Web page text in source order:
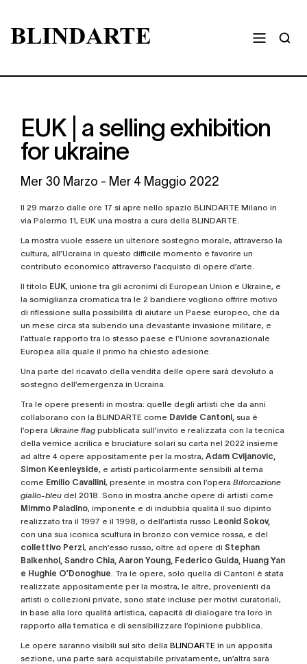
EUK | a selling exhibition
for ukraine
Mer 30 Marzo - Mer 4 Maggio 2022
Il 29 marzo dalle ore 17 si apre nello spazio BLINDARTE Milano in
via Palermo 11, EUK una mostra a cura della BLINDARTE.
La mostra vuole essere un ulteriore sostegno morale, attraverso la
cultura, all’Ucraina in questo difficile momento e favorire un
contributo economico attraverso l’acquisto di opere d’arte.
Il titolo EUK, unione tra gli acronimi di European Union e Ukraine, e
la somiglianza cromatica tra le 2 bandiere vogliono offrire motivo
di riflessione sulla possibilità di aiutare un Paese europeo, che da
un mese circa sta subendo una devastante invasione militare, e
l’attuale rapporto tra lo stesso paese e l’Unione sovranazionale
Europea alla quale il primo ha chiesto adesione.
Una parte del ricavato della vendita delle opere sarà devoluto a
sostegno dell’emergenza in Ucraina.
Tra le opere presenti in mostra: quelle degli artisti che da anni
collaborano con la BLINDARTE come Davide Cantoni, sua è
l’opera Ukraine flagpubblicata sull’invito e realizzata con la tecnica
della vernice acrilica e bruciature solari su carta nel 2022 insieme
ad altre 4 opere appositamente per la mostra,Adam Cvijanovic,
Simon Keenleyside, e artisti particolarmente sensibili al tema
come Emilio Cavallini, presente in mostra con l’opera Biforcazione
giallo-bleudel 2018. Sono in mostra anche opere di artisti come
Mimmo Paladino, imponente e di indubbia qualità il suo dipinto
realizzato tra il 1997 e il 1998, o dell’artista russo Leonid Sokov,
con una sua iconica scultura in bronzo con vernice rossa, e del
collettivo Perzi, anch’esso russo, oltre ad opere di Stephan
Balkenhol, Sandro Chia, Aaron Young, Federico Guida, Huang Yan
e Hughie O’Donoghue . Tra le opere, solo quella di Cantoni è stata
realizzate appositamente per la mostra, le altre, provenienti da
artisti o collezioni private, sono state incluse per motivi curatoriali,
in base alla loro qualità artistica, capacità di dialogare tra loro in
rapporto alla tematica e di sensibilizzare l’opinione pubblica.
Le opere saranno visibili sul sito della BLINDARTEin un apposita
sezione, una parte sarà acquistabile privatamente, un’altra sarà